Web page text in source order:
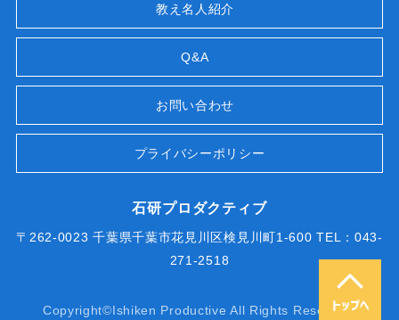
教え名人紹介
Q&A
お問い合わせ
プライバシーポリシー
石研プロダクティブ
〒262-0023 千葉県千葉市花見川区検見川町1-600 TEL：043-
271-2518
Copyright©Ishiken Productive All Rights Reserved.